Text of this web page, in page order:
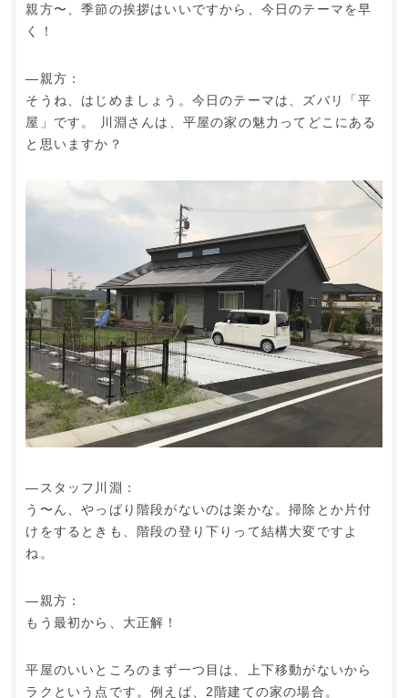
親方〜、季節の挨拶はいいですから、今日のテーマを早
く！
―親方：
そうね、はじめましょう。今日のテーマは、ズバリ「平
屋」です。 川淵さんは、平屋の家の魅力ってどこにある
と思いますか？
―スタッフ川淵：
う〜ん、やっぱり階段がないのは楽かな。掃除とか片付
けをするときも、階段の登り下りって結構大変ですよ
ね。
―親方：
もう最初から、大正解！
平屋のいいところのまず一つ目は、上下移動がないから
ラクという点です。例えば、2階建ての家の場合。